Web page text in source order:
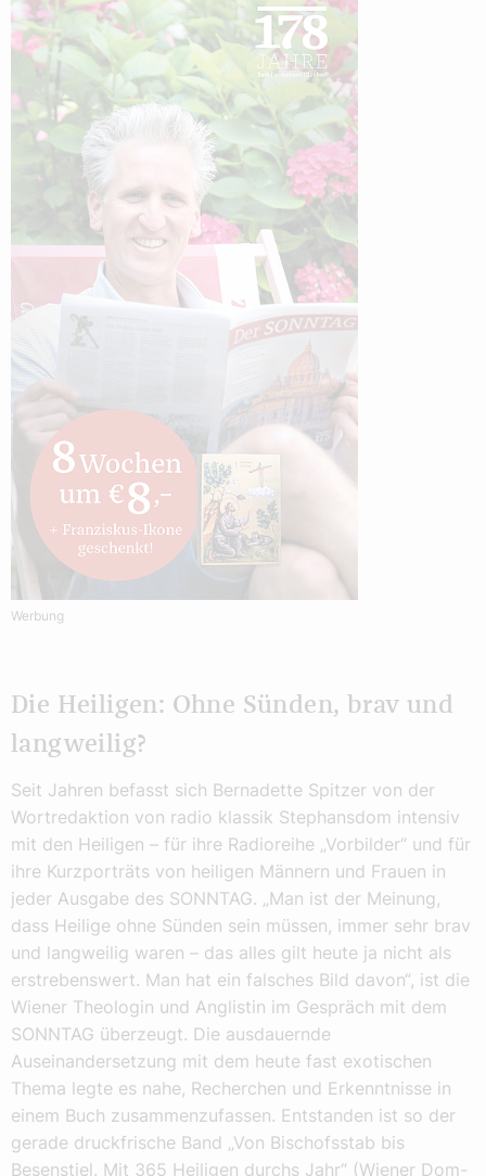
Werbung
Die Heiligen: Ohne Sünden, brav und
langweilig?
Seit Jahren befasst sich Bernadette Spitzer von der
Wortredaktion von radio klassik Stephansdom intensiv
mit den Heiligen – für ihre Radioreihe „Vorbilder“ und für
ihre Kurzporträts von heiligen Männern und Frauen in
jeder Ausgabe des SONNTAG. „Man ist der Meinung,
dass Heilige ohne Sünden sein müssen, immer sehr brav
und langweilig waren – das alles gilt heute ja nicht als
erstrebenswert. Man hat ein falsches Bild davon“, ist die
Wiener Theologin und Anglistin im Gespräch mit dem
SONNTAG überzeugt. Die ausdauernde
Auseinandersetzung mit dem heute fast exotischen
Thema legte es nahe, Recherchen und Erkenntnisse in
einem Buch zusammenzufassen. Entstanden ist so der
gerade druckfrische Band „Von Bischofsstab bis
Besenstiel. Mit 365 Heiligen durchs Jahr“ (Wiener Dom-